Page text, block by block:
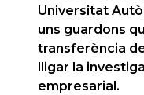
Universitat
uns guardons
transferència
lligar la
empresarial.